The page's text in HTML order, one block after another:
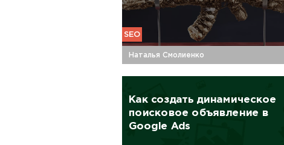
SEO
Наталья Смолиенко
Как создать динамическое
поисковое объявление в
Google Ads